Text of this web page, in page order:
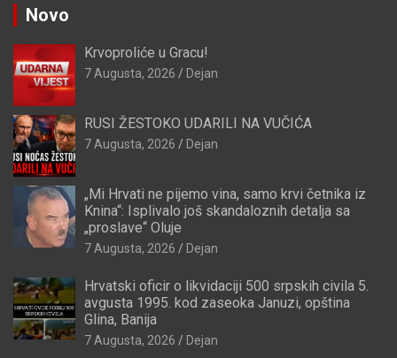
Novo
Krvoproliće u Gracu!
7 Augusta, 2026 Dejan
RUSI ŽESTOKO UDARILI NA VUČIĆA
7 Augusta, 2026 Dejan
„Mi Hrvati ne pijemo vina, samo krvi četnika iz
Knina“: Isplivalo još skandaloznih detalja sa
„proslave“ Oluje
7 Augusta, 2026 Dejan
Hrvatski oficir o likvidaciji 500 srpskih civila 5.
avgusta 1995. kod zaseoka Januzi, opština
Glina, Banija
7 Augusta, 2026 Dejan